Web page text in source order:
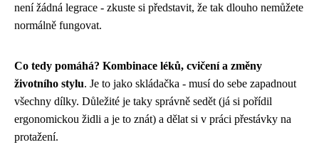
není žádná legrace - zkuste si představit, že tak dlouho nemůžete
normálně fungovat.
Co tedy pomáhá? Kombinace léků, cvičení a změny
životního stylu. Je to jako skládačka - musí do sebe zapadnout
všechny dílky. Důležité je taky správně sedět (já si pořídil
ergonomickou židli a je to znát) a dělat si v práci přestávky na
protažení.